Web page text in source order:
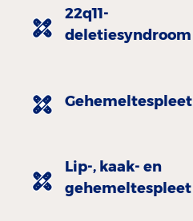
22q11-
deletiesyndroom
Gehemeltespleet
Lip-, kaak- en
gehemeltespleet